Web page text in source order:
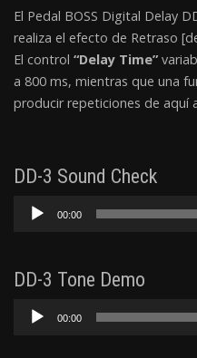
El Pedal BOSS Digital Delay
realiza el efecto de Retraso
El control “Delay Time”
a 800 ms, mientras que una
producir repeticiones de aquí
DD-3 Sound Check
Reproductor
00:00
DD-3 Tone Demo
Reproductor
00:00